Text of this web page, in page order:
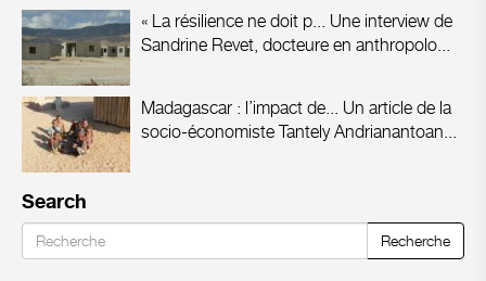
« La résilience ne doit p... Une interview de
Sandrine Revet, docteure en anthropolo...
Madagascar : l’impact de... Un article de la
socio-économiste Tantely Andrianantoan...
Search
Recherche